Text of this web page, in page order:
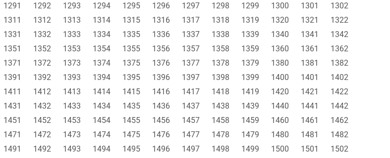
1291 1292 1293 1294 1295 1296 1297 1298 1299 1300 1301
1302
1311 1312 1313 1314 1315 1316 1317 1318 1319 1320 1321
1322
1331 1332 1333 1334 1335 1336 1337 1338 1339 1340 1341
1342
1351 1352 1353 1354 1355 1356 1357 1358 1359 1360 1361
1362
1371 1372 1373 1374 1375 1376 1377 1378 1379 1380 1381
1382
1391 1392 1393 1394 1395 1396 1397 1398 1399 1400 1401
1402
1411 1412 1413 1414 1415 1416 1417 1418 1419 1420 1421
1422
1431 1432 1433 1434 1435 1436 1437 1438 1439 1440 1441
1442
1451 1452 1453 1454 1455 1456 1457 1458 1459 1460 1461
1462
1471 1472 1473 1474 1475 1476 1477 1478 1479 1480 1481
1482
1491 1492 1493 1494 1495 1496 1497 1498 1499 1500 1501
1502